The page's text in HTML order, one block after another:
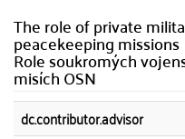
The role of private
peacekeeping missions
Role soukromých
misích OSN
dc.contributor.advisor